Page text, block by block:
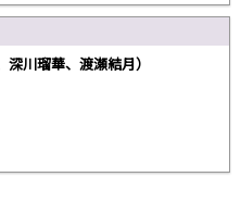
川瑠華、渡瀬結月）